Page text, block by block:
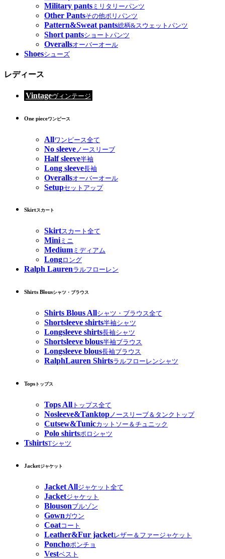
Military pants ミリタリーパンツ
Other Pantsその他ポリパンツ
Pattern&Sweat pants総柄&スウェットパンツ
Short pantsショートパンツ
Overallsオーバーオール
Shoesシューズ
レディース
Vintageヴィンテージ
One pieceワンピース
Allワンピース全て
No sleeve ノースリーブ
Half sleeve半袖
Long sleeve長袖
Overallsオーバーオール
Setupセットアップ
Skirtスカート
Skirtスカート全て
Miniミニ
Medium ミディアム
Longロング
Ralph Laurenラルフローレン
Shirts Blousシャツ・ブラウス
Shirts Blous Allシャツ・ブラウス全て
Shortsleeve shirts半袖シャツ
Longsleeve shirts長袖シャツ
Shortsleeve blous半袖ブラウス
Longsleeve blous長袖ブラウス
RalphLauren Shirtsラルフローレンシャツ
Tops トップス
Tops All トップス全て
Nosleeve&Tanktopノースリーブ＆タンクトップ
Cutsew&Tunicカットソー＆チュニック
Polo shirtsポロシャツ
TshirtsTシャツ
Jacketジャケット
Jacket Allジャケット全て
Jacketジャケット
Blousonブルゾン
Gownガウン
Coatコート
Leather&Fur jacketレザー＆ファージャケット
Ponchoポンチョ
Vestベスト